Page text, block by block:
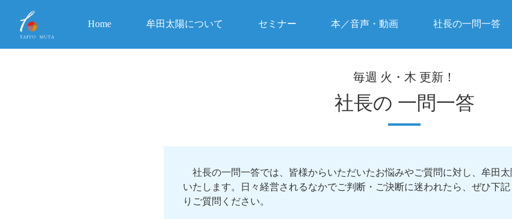
Home 牟田太陽について セミナー 本／音声・動画 社長の一問一答
毎週 火・木 更新！
社長の 一問一答
社長の一問一答では、皆様からいただいたお悩みやご質問に対し、牟田
いたします。日々経営されるなかでご判断・ご決断に迷われたら、ぜひ下
りご質問ください。